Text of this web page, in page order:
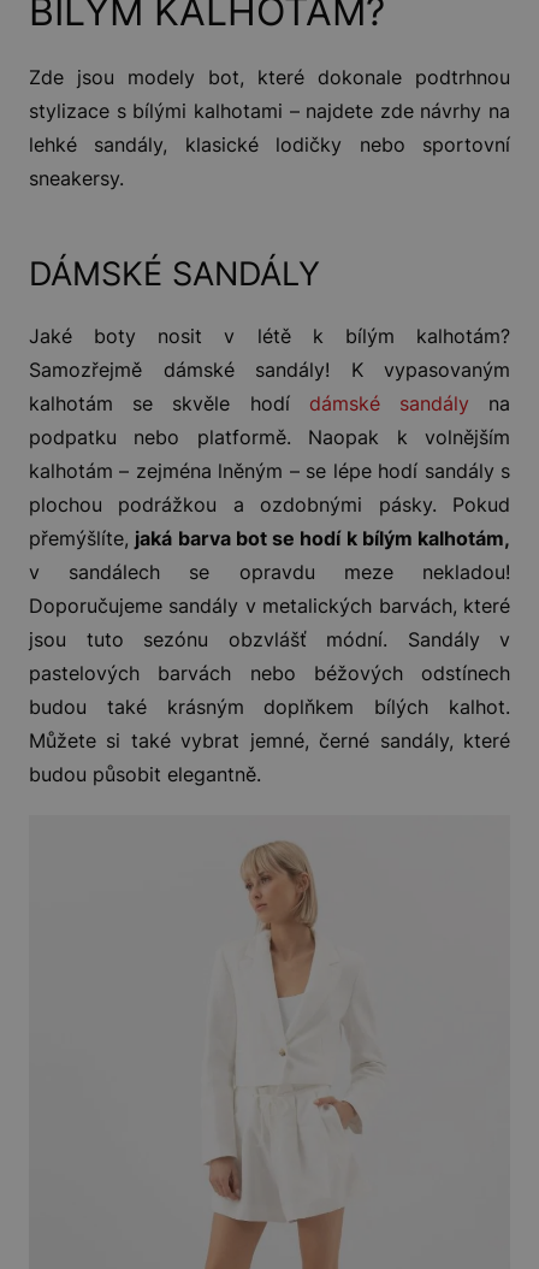
BÍLÝM KALHOTÁM?
Zde jsou modely bot, které dokonale podtrhnou
stylizace s bílými kalhotami – najdete zde návrhy na
lehké sandály, klasické lodičky nebo sportovní
sneakersy.
DÁMSKÉ SANDÁLY
Jaké boty nosit v létě k bílým kalhotám?
Samozřejmě dámské sandály! K vypasovaným
kalhotám se skvěle hodí dámské sandály na
podpatku nebo platformě. Naopak k volnějším
kalhotám – zejména lněným – se lépe hodí sandály s
plochou podrážkou a ozdobnými pásky. Pokud
přemýšlíte, jaká barva bot se hodí k bílým kalhotám,
v sandálech se opravdu meze nekladou!
Doporučujeme sandály v metalických barvách, které
jsou tuto sezónu obzvlášť módní. Sandály v
pastelových barvách nebo béžových odstínech
budou také krásným doplňkem bílých kalhot.
Můžete si také vybrat jemné, černé sandály, které
budou působit elegantně.